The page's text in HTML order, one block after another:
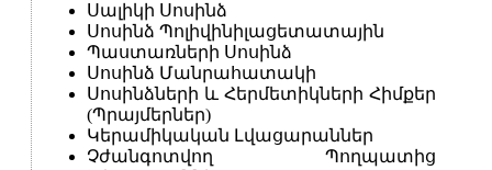
Սալիկի Սոսինձ
Սոսինձ Պոլիվինիլացետատային
Պաստառների Սոսինձ
Սոսինձ Մանրահատակի
Սոսինձների և Հերմետիկների Հիմքեր
(Պրայմերներ)
Կերամիկական Լվացարաններ
Չժանգոտվող Պողպատից